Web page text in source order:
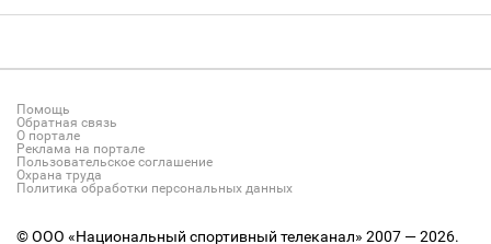
Помощь
Обратная связь
О портале
Реклама на портале
Пользовательское соглашение
Охрана труда
Политика обработки персональных данных
© ООО «Национальный спортивный телеканал» 2007 — 2026.